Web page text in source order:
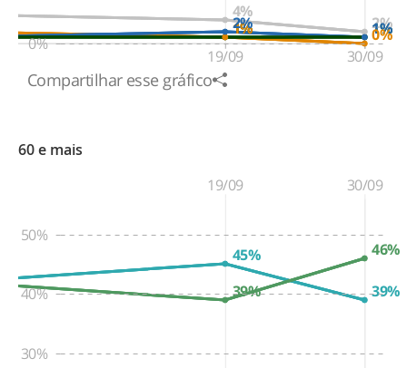
0%
19/09 30/09
1%
4%
1%
1% 2%
1%
0%
2%
Compartilhar esse gráfico
60 e mais
30%
40%
50%
19/09 30/09
39%
46%
39%
45%